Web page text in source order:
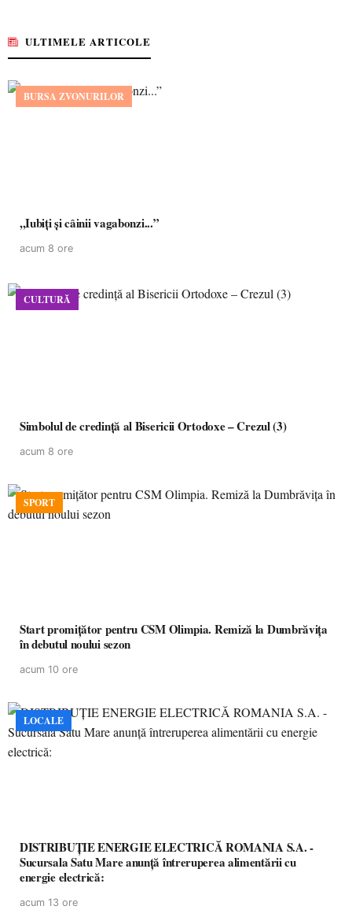
ULTIMELE ARTICOLE
BURSA ZVONURILOR
,,Iubiți și câinii vagabonzi...”
acum 8 ore
CULTURĂ
Simbolul de credinţă al Bisericii Ortodoxe – Crezul (3)
acum 8 ore
SPORT
Start promițător pentru CSM Olimpia. Remiză la Dumbrăvița
în debutul noului sezon
acum 10 ore
LOCALE
DISTRIBUȚIE ENERGIE ELECTRICĂ ROMANIA S.A. -
Sucursala Satu Mare anunţă întreruperea alimentării cu
energie electrică:
acum 13 ore